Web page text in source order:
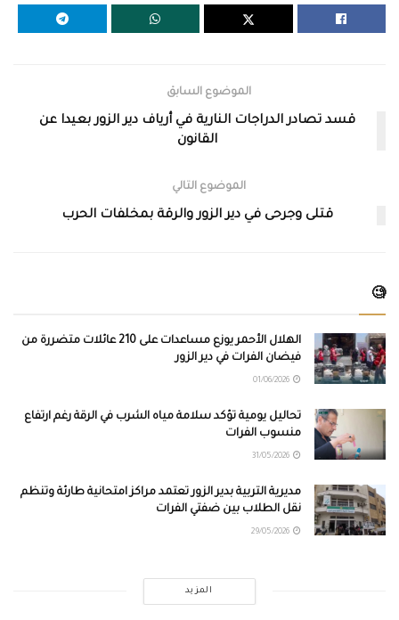
الموضوع السابق
قسد تصادر الدراجات النارية في أرياف دير الزور بعيدا عن
القانون
الموضوع التالي
قتلى وجرحى في دير الزور والرقة بمخلفات الحرب
🧐
الهلال الأحمر يوزع مساعدات على 210 عائلات متضررة من
فيضان الفرات في دير الزور
تحاليل يومية تؤكد سلامة مياه الشرب في الرقة رغم ارتفاع
منسوب الفرات
مديرية التربية بدير الزور تعتمد مراكز امتحانية طارئة وتنظم
نقل الطلاب بين ضفتي الفرات
المزيد